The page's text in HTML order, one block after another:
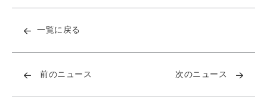
一覧に戻る
前のニュース 次のニュース